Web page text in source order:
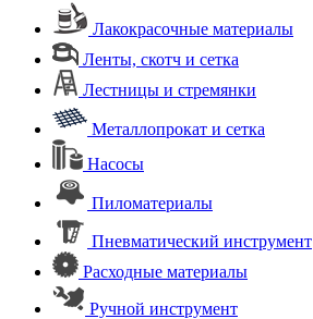
Лакокрасочные материалы
Ленты, скотч и сетка
Лестницы и стремянки
Металлопрокат и сетка
Насосы
Пиломатериалы
Пневматический инструмент
Расходные материалы
Ручной инструмент